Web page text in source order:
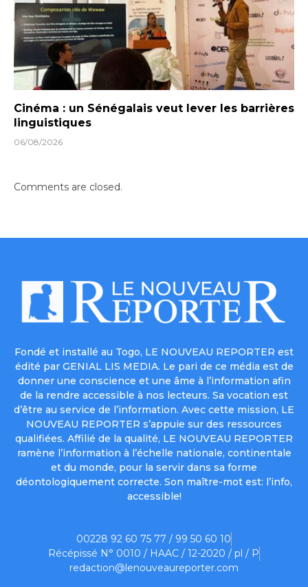
Cinéma : un Sénégalais veut lever les barrières
linguistiques
06/08/2026
Comments are closed.
Fondé et installé au Togo, LE NOUVEAU REPORTER est
édité par GENIAL LIS MEDIA. Le pari de ce média est de
donner une conscience et une âme à l’information afin
de la rendre accessible à nos lecteurs. Sa vocation est
d’être au service de l’information. Avec cette mission, LE
NOUVEAU REPORTER s’appuie sur des ressources
qualifiées. Affilié de la qualité, LE NOUVEAU REPORTER
ramène l’information à l’échelle nationale, continentale
et du monde, pour la servir dans sa forme
déontologiquement correcte. Son maître-mot est: l’info,
accessible!
00228 92 60 75 77 / 99 50 60 10
Récépissé N° 0010 / HAAC / 12-2020 / pl / P
redaction@lenouveaureporter.com